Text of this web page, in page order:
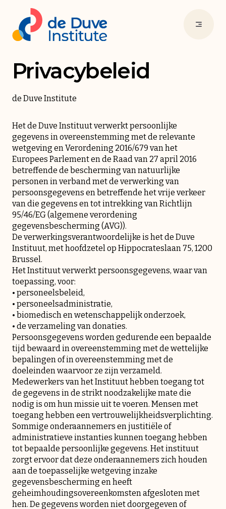
Privacybeleid
de Duve Institute
Het de Duve Instituut verwerkt persoonlijke
gegevens in overeenstemming met de relevante
wetgeving en Verordening 2016/679 van het
Europees Parlement en de Raad van 27 april 2016
betreffende de bescherming van natuurlijke
personen in verband met de verwerking van
persoonsgegevens en betreffende het vrije verkeer
van die gegevens en tot intrekking van Richtlijn
95/46/EG (algemene verordening
gegevensbescherming (AVG)).
De verwerkingsverantwoordelijke is het de Duve
Instituut, met hoofdzetel op Hippocrateslaan 75, 1200
Brussel.
Het Instituut verwerkt persoonsgegevens, waar van
toepassing, voor:
• personeelsbeleid,
• personeelsadministratie,
• biomedisch en wetenschappelijk onderzoek,
• de verzameling van donaties.
Persoonsgegevens worden gedurende een bepaalde
tijd bewaard in overeenstemming met de wettelijke
bepalingen of in overeenstemming met de
doeleinden waarvoor ze zijn verzameld.
Medewerkers van het Instituut hebben toegang tot
de gegevens in de strikt noodzakelijke mate die
nodig is om hun missie uit te voeren. Mensen met
toegang hebben een vertrouwelijkheidsverplichting.
Sommige onderaannemers en justitiële of
administratieve instanties kunnen toegang hebben
tot bepaalde persoonlijke gegevens. Het instituut
zorgt ervoor dat deze onderaannemers zich houden
aan de toepasselijke wetgeving inzake
gegevensbescherming en heeft
geheimhoudingsovereenkomsten afgesloten met
hen. De gegevens worden niet doorgegeven of